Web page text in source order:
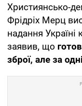
Християнсько-
Фрідріх Мерц
надання Україні
заявив, що
зброї, але за